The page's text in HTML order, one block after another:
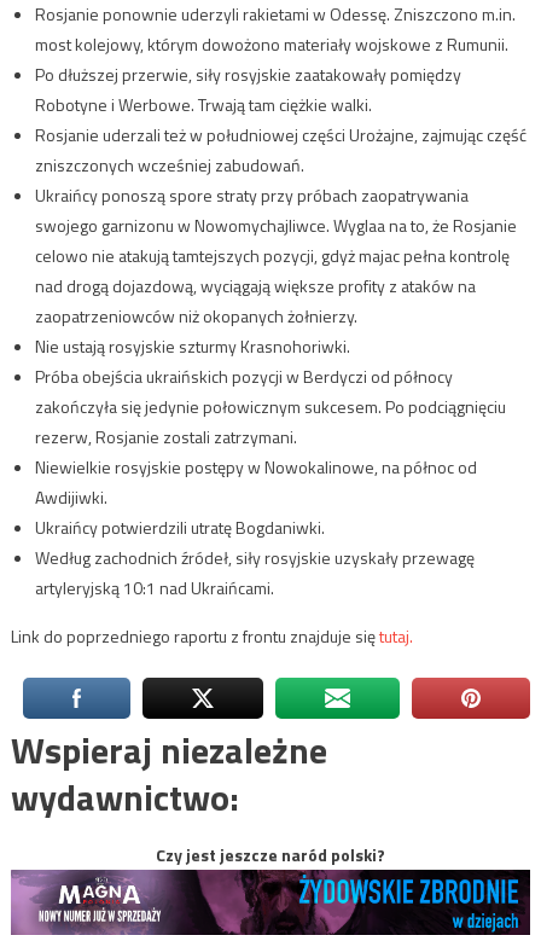
Rosjanie ponownie uderzyli rakietami w Odessę. Zniszczono m.in.
most kolejowy, którym dowożono materiały wojskowe z Rumunii.
Po dłuższej przerwie, siły rosyjskie zaatakowały pomiędzy
Robotyne i Werbowe. Trwają tam ciężkie walki.
Rosjanie uderzali też w południowej części Urożajne, zajmując część
zniszczonych wcześniej zabudowań.
Ukraińcy ponoszą spore straty przy próbach zaopatrywania
swojego garnizonu w Nowomychajliwce. Wyglaa na to, że Rosjanie
celowo nie atakują tamtejszych pozycji, gdyż majac pełna kontrolę
nad drogą dojazdową, wyciągają większe profity z ataków na
zaopatrzeniowców niż okopanych żołnierzy.
Nie ustają rosyjskie szturmy Krasnohoriwki.
Próba obejścia ukraińskich pozycji w Berdyczi od północy
zakończyła się jedynie połowicznym sukcesem. Po podciągnięciu
rezerw, Rosjanie zostali zatrzymani.
Niewielkie rosyjskie postępy w Nowokalinowe, na północ od
Awdijiwki.
Ukraińcy potwierdzili utratę Bogdaniwki.
Według zachodnich źródeł, siły rosyjskie uzyskały przewagę
artyleryjską 10:1 nad Ukraińcami.
Link do poprzedniego raportu z frontu znajduje siętutaj.
Wspieraj niezależne
wydawnictwo:
Czy jest jeszcze naród polski?